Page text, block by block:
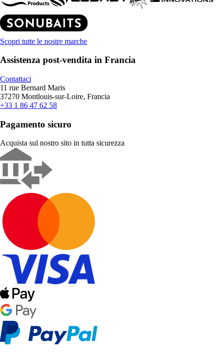
Scopri tutte le nostre marche
Assistenza post-vendita in Francia
Contattaci
11 rue Bernard Maris
37270 Montlouis-sur-Loire, Francia
+33 1 86 47 62 58
Pagamento sicuro
Acquista sul nostro sito in tutta sicurezza